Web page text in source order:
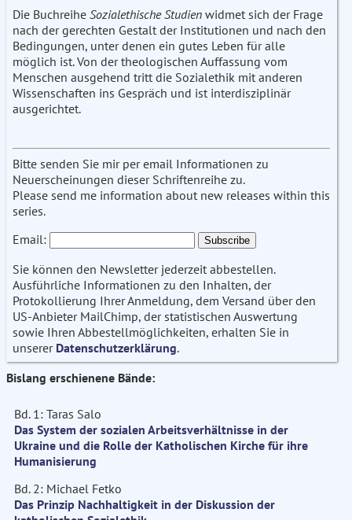
Die Buchreihe Sozialethische Studien widmet sich der Frage
nach der gerechten Gestalt der Institutionen und nach den
Bedingungen, unter denen ein gutes Leben für alle
möglich ist. Von der theologischen Auffassung vom
Menschen ausgehend tritt die Sozialethik mit anderen
Wissenschaften ins Gespräch und ist interdisziplinär
ausgerichtet.
Bitte senden Sie mir per email Informationen zu
Neuerscheinungen dieser Schriftenreihe zu.
Please send me information about new releases within this
series.
Email:
Sie können den Newsletter jederzeit abbestellen.
Ausführliche Informationen zu den Inhalten, der
Protokollierung Ihrer Anmeldung, dem Versand über den
US-Anbieter MailChimp, der statistischen Auswertung
sowie Ihren Abbestellmöglichkeiten, erhalten Sie in
unserer Datenschutzerklärung.
Bislang erschienene Bände:
Bd. 1: Taras Salo
Das System der sozialen Arbeitsverhältnisse in der
Ukraine und die Rolle der Katholischen Kirche für ihre
Humanisierung
Bd. 2: Michael Fetko
Das Prinzip Nachhaltigkeit in der Diskussion der